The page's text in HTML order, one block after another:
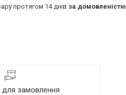
протягом 14 днів за домовленістю
для замовлення